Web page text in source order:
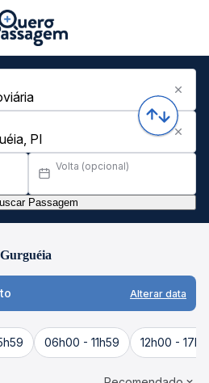
Volta (opcional)
Passagem
Alterar data
06h00 - 11h59 12h00 -